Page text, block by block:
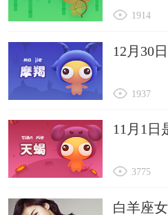
1914
12月30
1937
11月1日
3775
白羊座